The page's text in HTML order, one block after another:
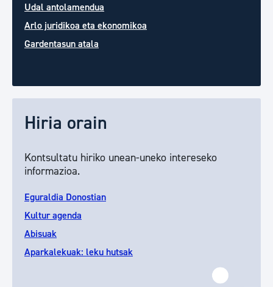
Udal antolamendua
Arlo juridikoa eta ekonomikoa
Gardentasun atala
Hiria orain
Kontsultatu hiriko unean-uneko intereseko
informazioa.
Eguraldia Donostian
Kultur agenda
Abisuak
Aparkalekuak: leku hutsak